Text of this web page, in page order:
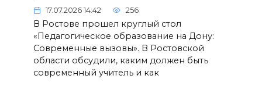
17.07.2026 14:42 256
В Ростове прошел круглый стол
«Педагогическое образование на Дону:
Современные вызовы». В Ростовской
области обсудили, каким должен быть
современный учитель и как